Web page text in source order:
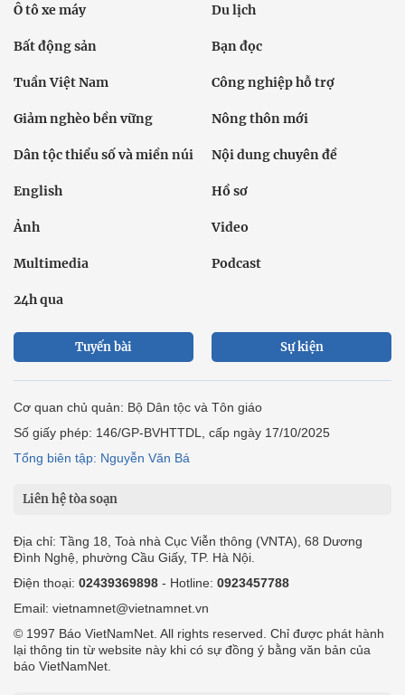
Ô tô xe máy Du lịch
Bất động sản Bạn đọc
Tuần Việt Nam Công nghiệp hỗ trợ
Giảm nghèo bền vững Nông thôn mới
Dân tộc thiểu số và miền núi Nội dung chuyên đề
English Hồ sơ
Ảnh Video
Multimedia Podcast
24h qua
Tuyến bài Sự kiện
Cơ quan chủ quản: Bộ Dân tộc và Tôn giáo
Số giấy phép: 146/GP-BVHTTDL, cấp ngày 17/10/2025
Tổng biên tập: Nguyễn Văn Bá
Liên hệ tòa soạn
Địa chỉ: Tầng 18, Toà nhà Cục Viễn thông (VNTA), 68 Dương
Đình Nghệ, phường Cầu Giấy, TP. Hà Nội.
Điện thoại: 02439369898 - Hotline: 0923457788
Email: vietnamnet@vietnamnet.vn
© 1997 Báo VietNamNet. All rights reserved. Chỉ được phát hành
lại thông tin từ website này khi có sự đồng ý bằng văn bản của
báo VietNamNet.